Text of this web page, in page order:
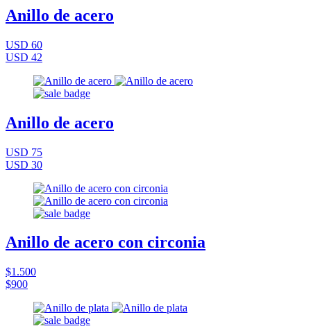
Anillo de acero
USD 60
USD 42
Anillo de acero
USD 75
USD 30
Anillo de acero con circonia
$1.500
$900